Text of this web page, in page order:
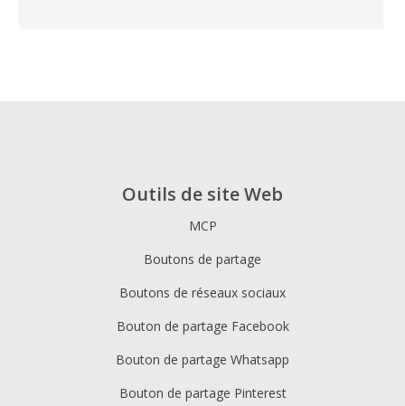
Outils de site Web
MCP
Boutons de partage
Boutons de réseaux sociaux
Bouton de partage Facebook
Bouton de partage Whatsapp
Bouton de partage Pinterest